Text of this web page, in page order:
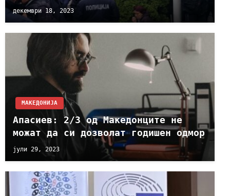
декември 18, 2023
МАКЕДОНИЈА
Апасиев: 2/3 од Македонците не
можат да си дозволат годишен одмор
јули 29, 2023